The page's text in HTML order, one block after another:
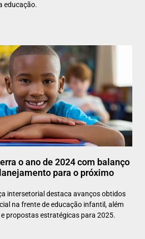
educação.
o ano de 2024 com balanço
para o próximo
intersetorial destaca avanços obtidos
na frente de educação infantil, além
propostas estratégicas para 2025.